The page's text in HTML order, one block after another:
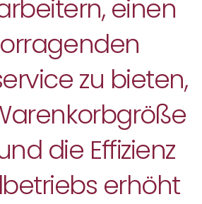
einen
zu bieten,
die Effizienz
erhöht